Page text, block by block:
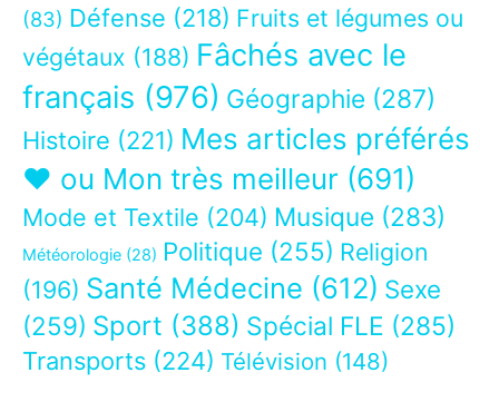
(83) Défense (218) Fruits et légumes ou
végétaux (188) Fâchés avec le
français (976) Géographie (287)
Histoire (221) Mes articles préférés
❤ ou Mon très meilleur (691)
Mode et Textile (204) Musique (283)
Météorologie (28) Politique (255) Religion
(196) Santé Médecine (612) Sexe
(259) Sport (388) Spécial FLE (285)
Transports (224) Télévision (148)